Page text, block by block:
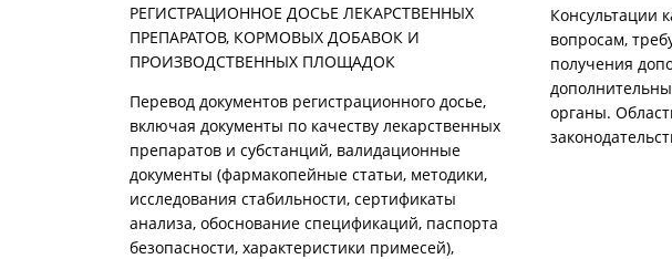
РЕГИСТРАЦИОННОЕ ДОСЬЕ ЛЕКАРСТВЕННЫХ
ПРЕПАРАТОВ, КОРМОВЫХ ДОБАВОК И
ПРОИЗВОДСТВЕННЫХ ПЛОЩАДОК
Перевод документов регистрационного досье,
включая документы по качеству лекарственных
препаратов и субстанций, валидационные
документы (фармакопейные статьи, методики,
исследования стабильности, сертификаты
анализа, обоснование спецификаций, паспорта
безопасности, характеристики примесей),
Консультации
вопросам,
получения
органы.